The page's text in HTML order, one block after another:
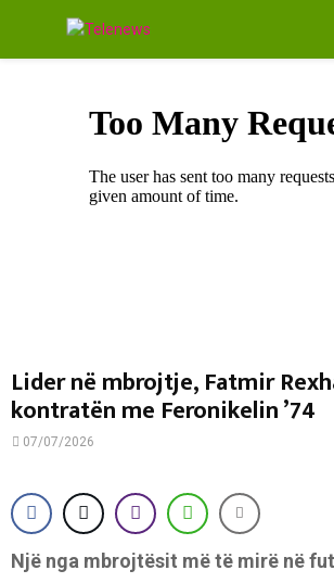
Lider në mbrojtje, Fatmir
kontratën me Feronikelin ’74
07/07/2026
Një nga mbrojtësit më të mirë në